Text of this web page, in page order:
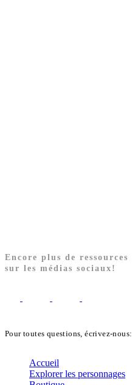
Encore plus de ressources
sur les médias sociaux!
Pour toutes questions, écrivez-nous:
Accueil
Explorer les personnages